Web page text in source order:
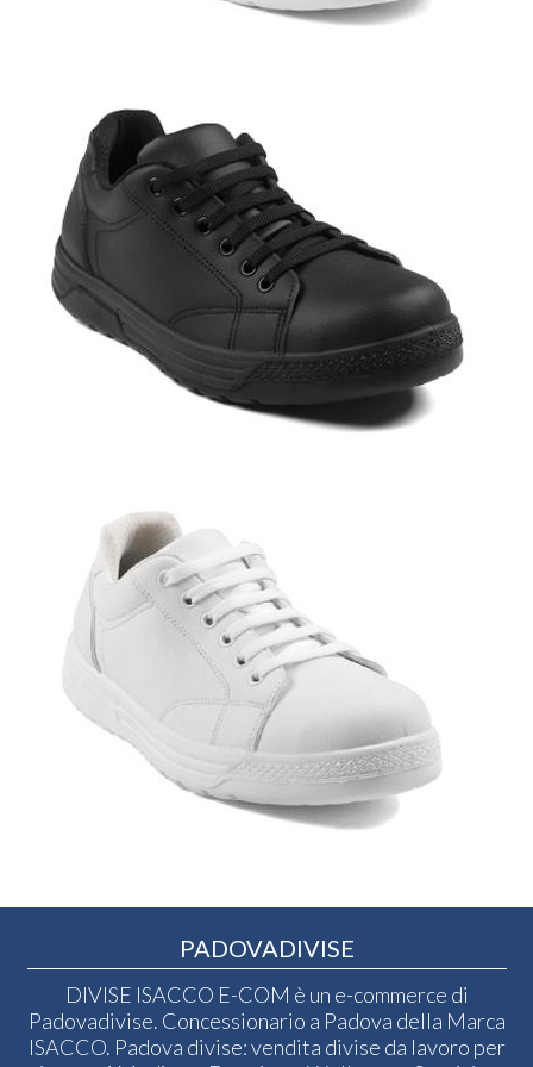
PADOVADIVISE
DIVISE ISACCO E-COM è un e-commerce di
Padovadivise. Concessionario a Padova della Marca
ISACCO. Padova divise: vendita divise da lavoro per